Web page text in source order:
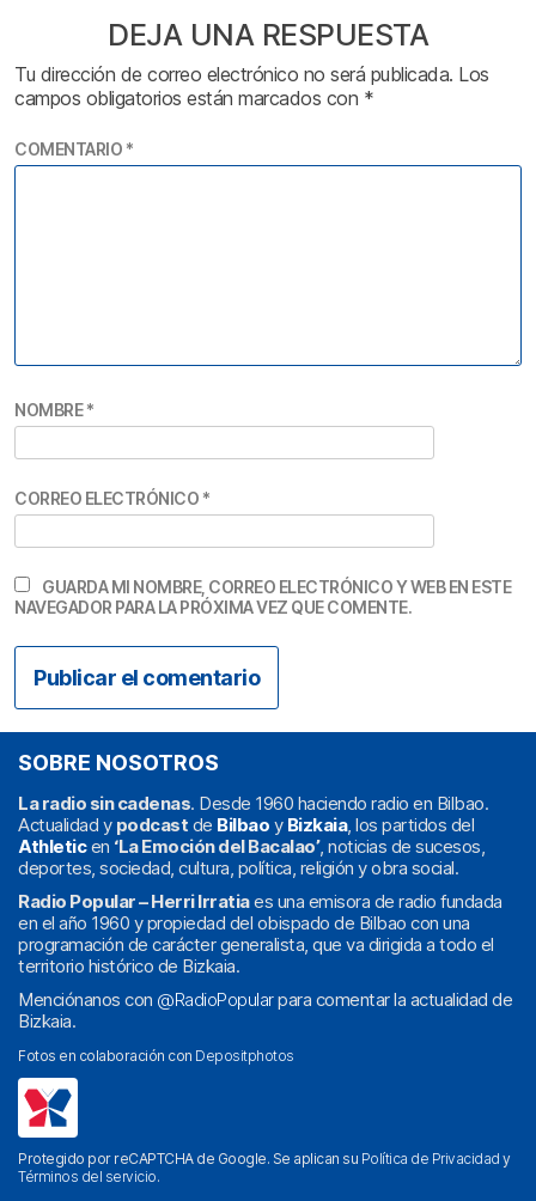
DEJA UNA RESPUESTA
Tu dirección de correo electrónico no será publicada. Los
campos obligatorios están marcados con *
COMENTARIO *
NOMBRE*
CORREO ELECTRÓNICO *
GUARDA MI NOMBRE, CORREO ELECTRÓNICO Y WEB EN ESTE
NAVEGADOR PARA LA PRÓXIMA VEZ QUE COMENTE.
SOBRE NOSOTROS
La radio sin cadenas. Desde 1960 haciendo radio en Bilbao.
Actualidad y podcast de Bilbao y Bizkaia, los partidos del
Athleticen ‘La Emoción del Bacalao’, noticias de sucesos,
deportes, sociedad, cultura, política, religión y obra social.
Radio Popular – Herri Irratiaes una emisora de radio fundada
en el año 1960 y propiedad del obispado de Bilbao con una
programación de carácter generalista, que va dirigida a todo el
territorio histórico de Bizkaia.
Menciónanos con @RadioPopularpara comentar la actualidad de
Bizkaia.
Fotos en colaboración con Depositphotos
Protegido por reCAPTCHA de Google. Se aplican su Política de Privacidad y
Términos del servicio.